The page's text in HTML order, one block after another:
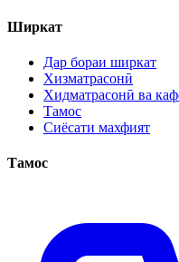
Ширкат
Дар бораи ширкат
Хизматрасонӣ
Хидматрасонӣ ва
Тамос
Сиёсати махфият
Тамос